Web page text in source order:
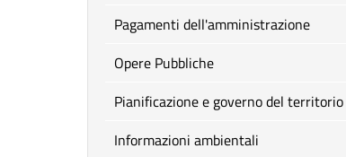
Pagamenti dell'amministrazione
Opere Pubbliche
Pianificazione e governo del territorio
Informazioni ambientali